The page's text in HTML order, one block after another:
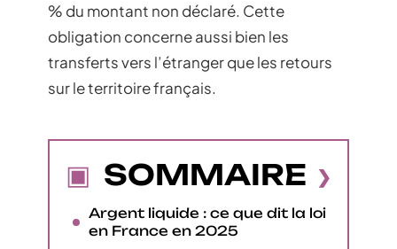
% du montant non déclaré. Cette
obligation concerne aussi bien les
transferts vers l’étranger que les retours
sur le territoire français.
SOMMAIRE
Argent liquide : ce que dit la loi
en France en 2025